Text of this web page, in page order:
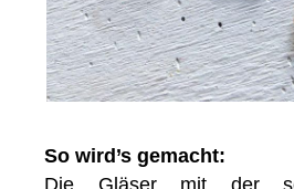
So wird’s gemacht:
Die Gläser mit der